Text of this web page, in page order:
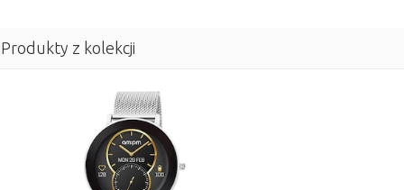
Produkty z kolekcji